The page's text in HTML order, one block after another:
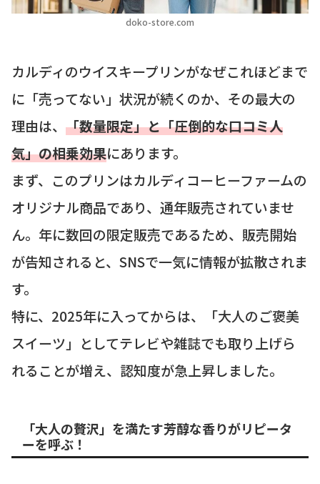
doko-store.com
カルディのウイスキープリンがなぜこれほどまで
に「売ってない」状況が続くのか、その最大の
理由は、 「数量限定」と「圧倒的な口コミ人
気」の相乗効果にあります。
まず、このプリンはカルディコーヒーファームの
オリジナル商品であり、通年販売されていませ
ん。年に数回の限定販売であるため、販売開始
が告知されると、SNSで一気に情報が拡散されま
す。
特に、2025年に入ってからは、「大人のご褒美
スイーツ」としてテレビや雑誌でも取り上げら
れることが増え、認知度が急上昇しました。
「大人の贅沢」を満たす芳醇な香りがリピータ
ーを呼ぶ！